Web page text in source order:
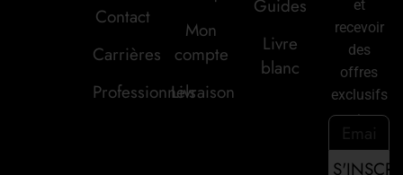
Contact
Carrières
Professionnels
Mon
compte
Livraison
Guides
Livre
blanc
et
recevoir
des
offres
exclusifs
: